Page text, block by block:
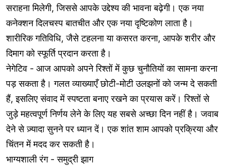
सराहना मिलेगी, जिससे आपके उद्देश्य की भावना बढ़ेगी। एक नया
कनेक्शन दिलचस्प बातचीत और एक नया दृष्टिकोण लाता है।
शारीरिक गतिविधि, जैसे टहलना या कसरत करना, आपके शरीर और
दिमाग को स्फूर्ति प्रदान करता है।
नेगेटिव - आज आपको अपने रिश्तों में कुछ चुनौतियों का सामना करना
पड़ सकता है। गलत व्याख्याएँ छोटी-मोटी उलझनों को जन्म दे सकती
हैं, इसलिए संवाद में स्पष्टता बनाए रखने का प्रयास करें। रिश्तों से
जुड़े महत्वपूर्ण निर्णय लेने के लिए यह सबसे अच्छा दिन नहीं है। जवाब
देने से ज़्यादा सुनने पर ध्यान दें। एक शांत शाम आपको प्रक्रिया और
चिंतन में मदद कर सकती है।
भाग्यशाली रंग - समुद्री झाग